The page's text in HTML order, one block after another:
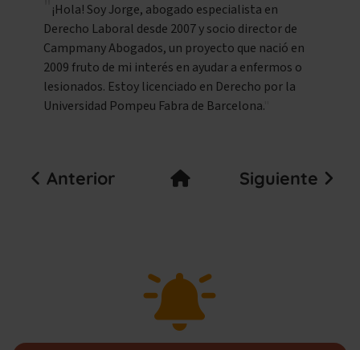
¡Hola! Soy Jorge, abogado especialista en
Derecho Laboral desde 2007 y socio director de
Campmany Abogados, un proyecto que nació en
2009 fruto de mi interés en ayudar a enfermos o
lesionados. Estoy licenciado en Derecho por la
Universidad Pompeu Fabra de Barcelona.
Anterior Siguiente